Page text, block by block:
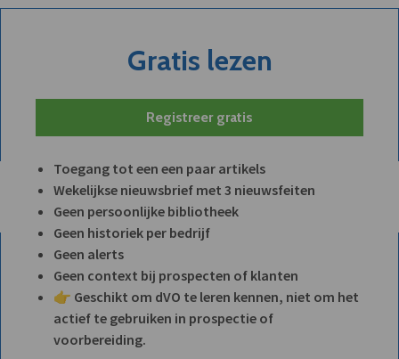
Gratis lezen
Registreer gratis
Toegang tot een een paar artikels
Wekelijkse nieuwsbrief met 3 nieuwsfeiten
Geen persoonlijke bibliotheek
Geen historiek per bedrijf
Geen alerts
Geen context bij prospecten of klanten
👉 Geschikt om dVO te leren kennen, niet om het
actief te gebruiken in prospectie of
voorbereiding.